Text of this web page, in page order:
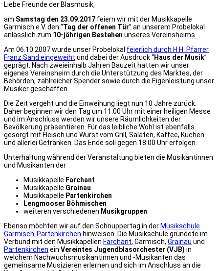
Liebe Freunde der Blasmusik,
am Samstag den 23.09.2017 feiern wir mit der Musikkapelle
Garmisch e.V. den “Tag der offenen Tür” an unserem Probelokal
anlässlich zum 10-jährigen Bestehen unseres Vereinsheims.
Am 06.10.2007 wurde unser Probelokal feierlich durch H.H. Pfarrer
Franz Sand eingeweiht und dabei der Ausdruck “Haus der Musik”
geprägt. Nach zweieinhalb Jahren Bauzeit hatten wir unser
eigenes Vereinsheim durch die Unterstützung des Marktes, der
Behörden, zahlreicher Spender sowie durch die Eigenleistung unser
Musiker geschaffen
Die Zeit vergeht und die Einweihung liegt nun 10 Jahre zurück.
Daher beginnen wir den Tag um 11:00 Uhr mit einer heiligen Messe
und im Anschluss werden wir unsere Räumlichkeiten der
Bevölkerung präsentieren. Für das leibliche Wohl ist ebenfalls
gesorgt mit Fleisch und Wurst vom Grill, Salaten, Kaffee, Kuchen
und allerlei Getränken. Das Ende soll gegen 18:00 Uhr erfolgen.
Unterhaltung während der Veranstaltung bieten die Musikantinnen
und Musikanten der
Musikkapelle Farchant
Musikkapelle Grainau
Musikkapelle Partenkirchen
Lengmooser Böhmischen
weiteren verschiedenen Musikgruppen
Ebenso möchten wir auf den Schnuppertag in der Musikschule
Garmisch-Partenkirchen hinweisen. Die Musikschule gründete im
Verbund mit den Musikkapellen Farchant, Garmisch, Grainau und
Partenkirchen ein Vereintes Jugendblasorchester (VJB) in
welchem Nachwuchsmusikantinnen und -Musikanten das
gemeinsame Musizieren erlernen und sich im Anschluss an die